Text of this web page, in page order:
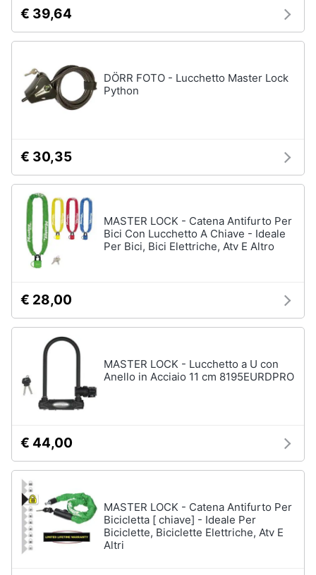
€ 39,64
DÖRR FOTO - Lucchetto Master Lock
Python
€ 30,35
MASTER LOCK - Catena Antifurto Per
Bici Con Lucchetto A Chiave - Ideale
Per Bici, Bici Elettriche, Atv E Altro
€ 28,00
MASTER LOCK - Lucchetto a U con
Anello in Acciaio 11 cm 8195EURDPRO
€ 44,00
MASTER LOCK - Catena Antifurto Per
Bicicletta [ chiave] - Ideale Per
Biciclette, Biciclette Elettriche, Atv E
Altri